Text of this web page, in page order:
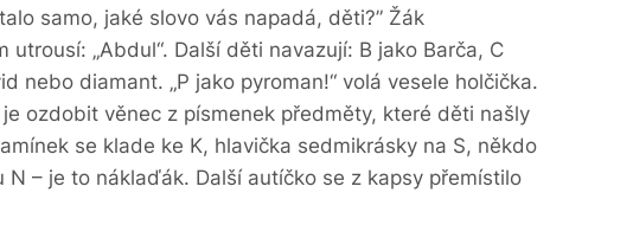
samo, jaké slovo vás napadá, děti?” Žák
utrousí: „Abdul“. Další děti navazují: B jako Barča, C
nebo diamant. „P jako pyroman!“ volá vesele holčička.
je ozdobit věnec z písmenek předměty, které děti našly
se klade ke K, hlavička sedmikrásky na S, někdo
N – je to náklaďák. Další autíčko se z kapsy přemístilo